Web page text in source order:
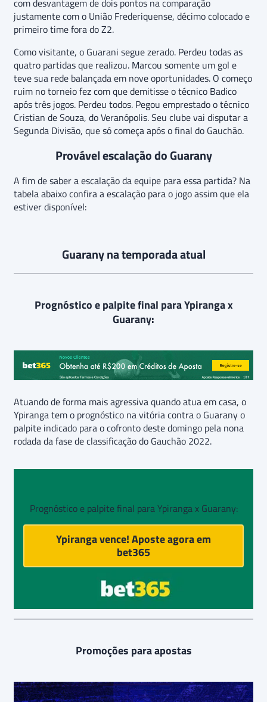
com desvantagem de dois pontos na comparação
justamente com o União Frederiquense, décimo colocado e
primeiro time fora do Z2.
Como visitante, o Guarani segue zerado. Perdeu todas as
quatro partidas que realizou. Marcou somente um gol e
teve sua rede balançada em nove oportunidades. O começo
ruim no torneio fez com que demitisse o técnico Badico
após três jogos. Perdeu todos. Pegou emprestado o técnico
Cristian de Souza, do Veranópolis. Seu clube vai disputar a
Segunda Divisão, que só começa após o final do Gauchão.
Provável escalação do Guarany
A fim de saber a escalação da equipe para essa partida? Na
tabela abaixo confira a escalação para o jogo assim que ela
estiver disponível:
Guarany na temporada atual
Prognóstico e palpite final para Ypiranga x
Guarany:
Atuando de forma mais agressiva quando atua em casa, o
Ypiranga tem o prognóstico na vitória contra o Guarany o
palpite indicado para o cofronto deste domingo pela nona
rodada da fase de classificação do Gauchão 2022.
Prognóstico e palpite final para Ypiranga x Guarany:
Ypiranga vence! Aposte agora em
bet365
Promoções para apostas